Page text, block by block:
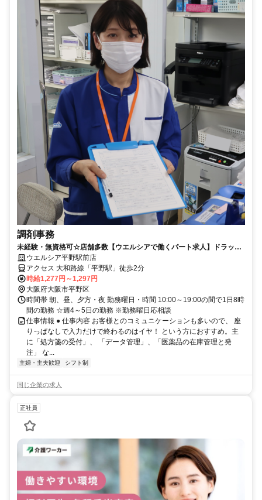
調剤事務
未経験・無資格可☆店舗多数【ウエルシアで働くパート求人】ドラッグ
ストアの調剤事務
ウエルシア平野駅前店
アクセス 大和路線「平野駅」徒歩2分
時給1,277円～1,297円
大阪府大阪市平野区
時間帯 朝、昼、夕方・夜 勤務曜日・時間 10:00～19:00の間で1日8時
間の勤務 ☆週4～5日の勤務 ※勤務曜日応相談
仕事情報 ● 仕事内容 お客様とのコミュニケーションも多いので、 座
りっぱなしで入力だけで終わるのはイヤ！ という方におすすめ。主
に「処方箋の受付」、 「データ管理」、「医薬品の在庫管理と発
注」 な...
主婦・主夫歓迎 シフト制
同じ企業の求人
正社員